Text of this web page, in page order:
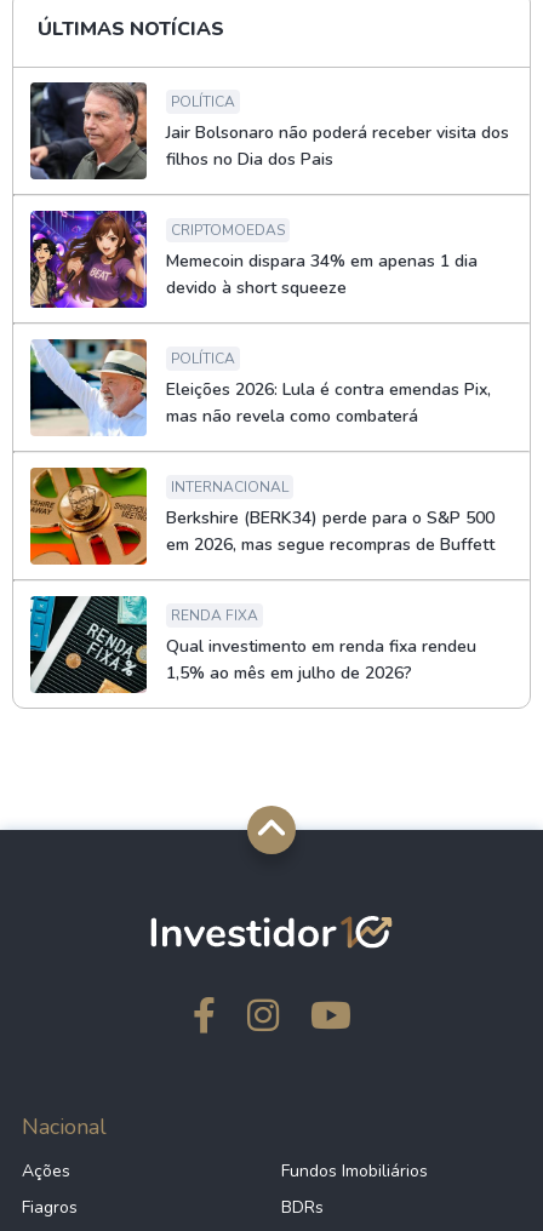
ÚLTIMAS NOTÍCIAS
POLÍTICA
Jair Bolsonaro não poderá receber visita dos
filhos no Dia dos Pais
CRIPTOMOEDAS
Memecoin dispara 34% em apenas 1 dia
devido à short squeeze
POLÍTICA
Eleições 2026: Lula é contra emendas Pix,
mas não revela como combaterá
INTERNACIONAL
Berkshire (BERK34) perde para o S&P 500
em 2026, mas segue recompras de Buffett
RENDA FIXA
Qual investimento em renda fixa rendeu
1,5% ao mês em julho de 2026?
Nacional
Ações
Fundos Imobiliários
Fiagros
BDRs